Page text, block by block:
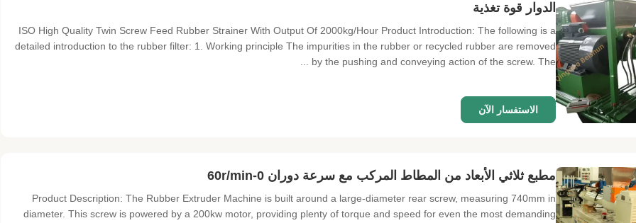
الدوار قوة تغذية
ISO High Quality Twin Screw Feed Rubber Strainer With Output Of 2000kg/Hour Product Introduction: The following is a
detailed introduction to the rubber filter: 1. Working principle The impurities in the rubber or recycled rubber are removed
by the pushing and conveying action of the screw. The ...
الاستفسار الآن
مطبع ثلاثي الأبعاد من المطاط المركب مع سرعة دوران 0-60r/min
Product Description: The Rubber Extruder Machine is built around a large-diameter rear screw, measuring 740mm in
diameter. This screw is powered by a 200kw motor, providing plenty of torque and speed for even the most demanding